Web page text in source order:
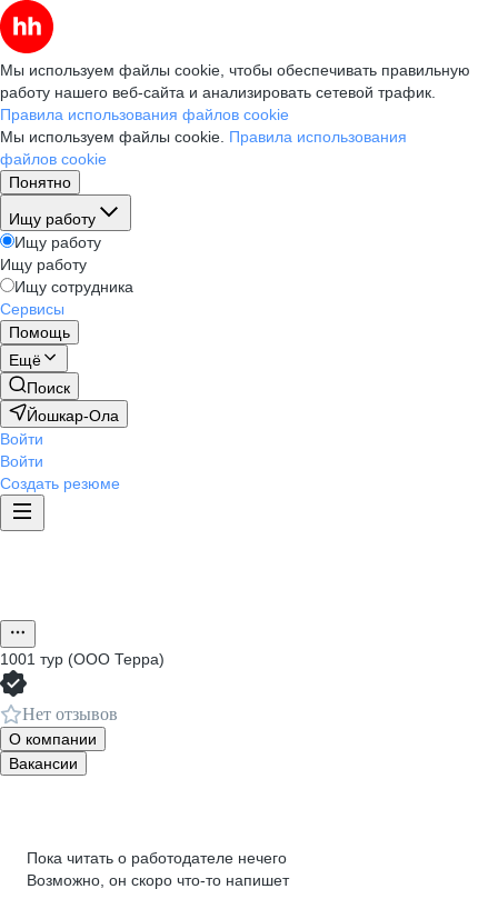
Мы используем файлы cookie, чтобы обеспечивать правильную
работу нашего веб-сайта и анализировать сетевой трафик.
Правила использования файлов cookie
Мы используем файлы cookie. Правила использования
файлов cookie
Понятно
Ищу работу
Ищу работу
Ищу работу
Ищу сотрудника
Сервисы
Помощь
Ещё
Поиск
Йошкар-Ола
Войти
Войти
Создать резюме
1001 тур (ООО Терра)
Нет отзывов
О компании
Вакансии
Пока читать о работодателе нечего
Возможно, он скоро что‑то напишет